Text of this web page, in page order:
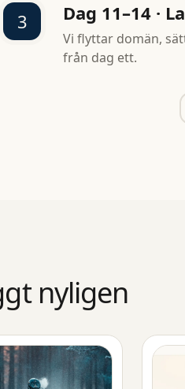
3 Dag 11–14 ·
Vi flyttar domän,
från dag ett.
nyligen